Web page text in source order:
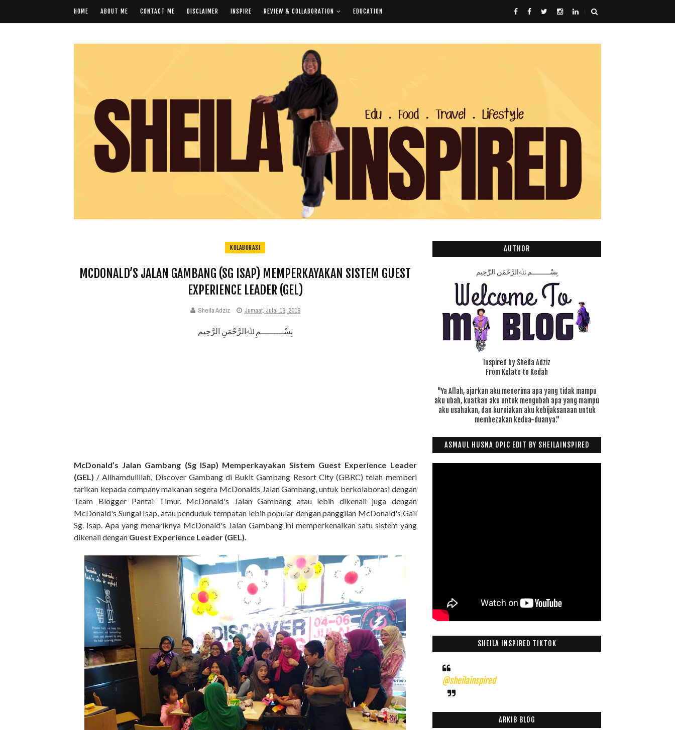
HOME ABOUT ME CONTACT ME DISCLAIMER INSPIRE REVIEW & COLLABORATION EDUCATION
KOLABORASI
MCDONALD’S JALAN GAMBANG (SG ISAP) MEMPERKAYAKAN SISTEM GUEST
EXPERIENCE LEADER (GEL)
Sheila Adziz Jumaat, Julai 13, 2018
بِسْـــــــــمِ ﷲِالرَّحْمَنِ الرَّحِيم
McDonald’s Jalan Gambang (Sg ISap) Memperkayakan Sistem Guest Experience Leader
(GEL) / Allhamdulillah, Discover Gambang di Bukit Gambang Resort City (GBRC) telah memberi
tarikan kepada company makanan segera McDonalds Jalan Gambang, untuk berkolaborasi dengan
Team Blogger Pantai Timur. McDonald's Jalan Gambang atau lebih dikenali juga dengan
McDonald's Sungai Isap, atau penduduk tempatan lebih popular dengan panggilan McDonald's Gail
Sg. Isap. Apa yang menariknya McDonald's Jalan Gambang ini memperkenalkan satu sistem yang
dikenali dengan Guest Experience Leader (GEL).
AUTHOR
بِسْـــــــــمِ ﷲِالرَّحْمَنِ الرَّحِيم
Inspired by Sheila Adziz
From Kelate to Kedah
"Ya Allah, ajarkan aku menerima apa yang tidak mampu
aku ubah, kuatkan aku untuk mengubah apa yang mampu
aku usahakan, dan kurniakan aku kebijaksanaan untuk
membezakan kedua-duanya."
ASMAUL HUSNA OPIC EDIT BY SHEILAINSPIRED
SHEILA INSPIRED TIKTOK
@sheilainspired
ARKIB BLOG